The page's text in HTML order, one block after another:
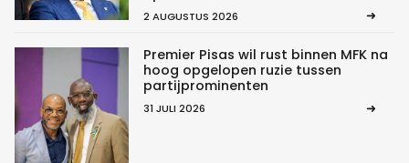
2 AUGUSTUS 2026
Premier Pisas wil rust binnen MFK na
hoog opgelopen ruzie tussen
partijprominenten
31 JULI 2026